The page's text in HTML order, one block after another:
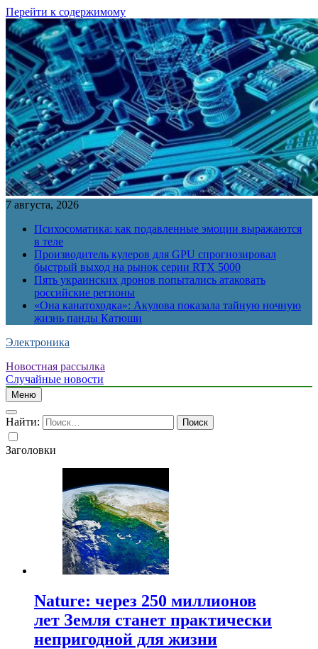
Перейти к содержимому
7 августа, 2026
Психосоматика: как подавленные эмоции выражаются
в теле
Производитель кулеров для GPU спрогнозировал
быстрый выход на рынок серии RTX 5000
Пять украинских дронов попытались атаковать
российские регионы
«Она канатоходка»: Акулова показала тайную ночную
жизнь панды Катюши
Электроника
Новостная рассылка
Случайные новости
Меню
Найти:
Заголовки
Nature: через 250 миллионов
лет Земля станет практически
непригодной для жизни